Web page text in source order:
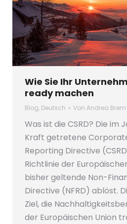
Wie Sie Ihr
ready machen
Blog, Deutsch Von Andrea Brem
Was ist die CSRD? Die im
Kraft getretene
Reporting Directive
Richtlinie der
bisher geltende Non-
Directive (NFRD) ablöst.
Ziel, die
der Europäischen Union